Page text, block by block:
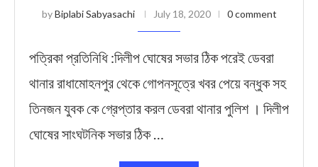
byBiplabi Sabyasachi July 18, 2020 0 comment
পত্রিকা প্রতিনিধি :দিলীপ ঘোষের সভার ঠিক পরেই ডেবরা
থানার রাধামোহনপুর থেকে গোপনসূত্রে খবর পেয়ে বন্ধুক সহ
তিনজন যুবক কে গ্রেপ্তার করল ডেবরা থানার পুলিশ । দিলীপ
ঘোষের সাংঘটনিক সভার ঠিক …